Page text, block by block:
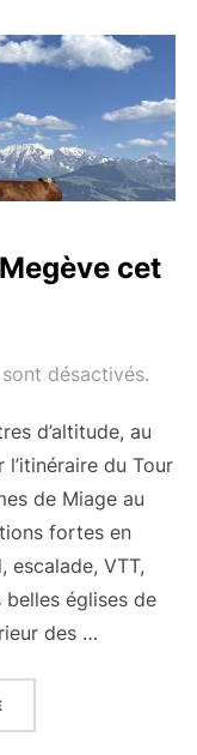
cet
désactivés.
d’altitude, au
du Tour
de Miage au
fortes en
escalade, VTT,
belles églises de
des …
« 15 RAISONS DE